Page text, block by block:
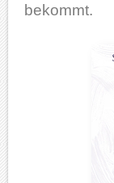
bekommt.